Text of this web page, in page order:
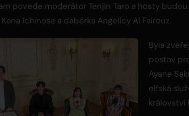
povede moderátor Tenjin Taro a hosty
Ichinose a dabérka Angelicy Ai Fairouz.
Byla
postav
Ayane
elfská
království